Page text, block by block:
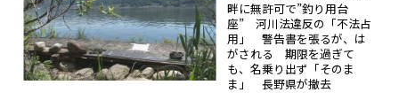
畔に無許可で”釣り用台
座” 河川法違反の「不法占
用」 警告書を張るが、は
がされる 期限を過ぎて
も、名乗り出ず「そのま
ま」 長野県が撤去